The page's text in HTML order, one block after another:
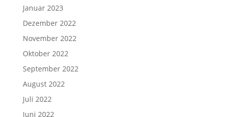
Januar 2023
Dezember 2022
November 2022
Oktober 2022
September 2022
August 2022
Juli 2022
Juni 2022